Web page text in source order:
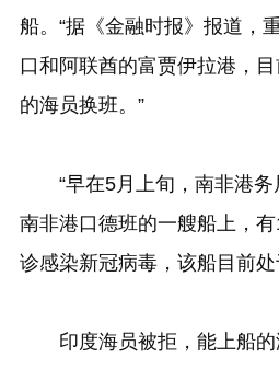
船。“据《金融时报》报道，
口和阿联酋的富贾伊拉港，
的海员换班。”
“早在5月上旬，南非港
南非港口德班的一艘船上，
诊感染新冠病毒，该船目前
印度海员被拒，能上船